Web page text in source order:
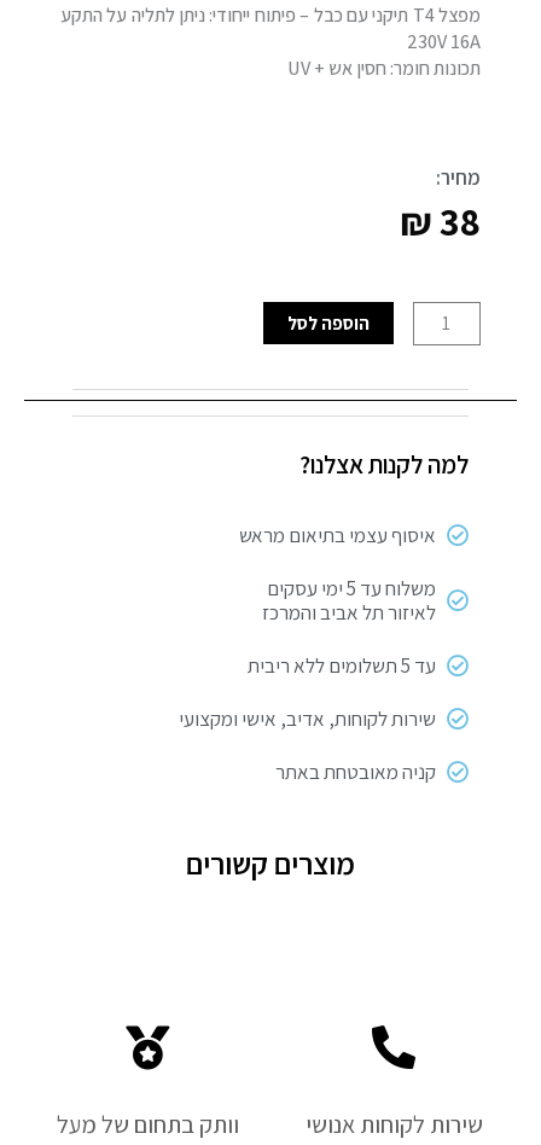
מפצל T4 תיקני עם כבל – פיתוח ייחודי: ניתן לתליה על התקע
230V 16A
תכונות חומר: חסין אש + UV
מחיר:
₪38
של
/
T-
תיקני
הוספה לסל
למה לקנות אצלנו?
איסוף עצמי בתיאום מראש
משלוח עד 5 ימי עסקים
לאיזור תל אביב והמרכז
עד 5 תשלומים ללא ריבית
שירות לקוחות, אדיב, אישי ומקצועי
קניה מאובטחת באתר
מוצרים קשורים
שירות לקוחות אנושי
וותק בתחום של מעל